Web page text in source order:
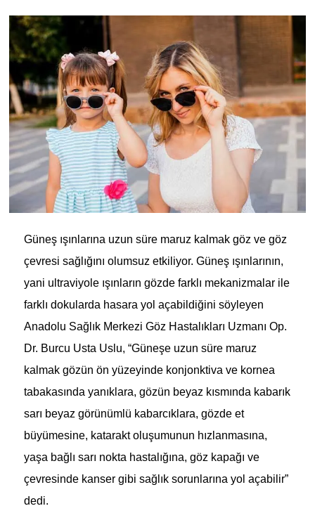
Güneş ışınlarına uzun süre maruz kalmak göz ve göz
çevresi sağlığını olumsuz etkiliyor. Güneş ışınlarının,
yani ultraviyole ışınların gözde farklı mekanizmalar ile
farklı dokularda hasara yol açabildiğini söyleyen
Anadolu Sağlık Merkezi Göz Hastalıkları Uzmanı Op.
Dr. Burcu Usta Uslu, “Güneşe uzun süre maruz
kalmak gözün ön yüzeyinde konjonktiva ve kornea
tabakasında yanıklara, gözün beyaz kısmında kabarık
sarı beyaz görünümlü kabarcıklara, gözde et
büyümesine, katarakt oluşumunun hızlanmasına,
yaşa bağlı sarı nokta hastalığına, göz kapağı ve
çevresinde kanser gibi sağlık sorunlarına yol açabilir”
dedi.